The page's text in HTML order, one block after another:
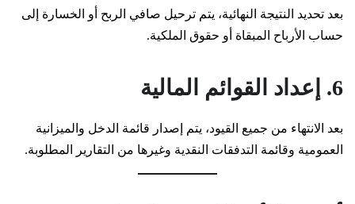
بعد تحديد النتيجة النهائية، يتم ترحيل صافي الربح أو الخسارة إلى
حساب الأرباح المبقاة أو حقوق الملكية.
6. إعداد القوائم المالية
بعد الانتهاء من جميع القيود، يتم إصدار قائمة الدخل والميزانية
العمومية وقائمة التدفقات النقدية وغيرها من التقارير المطلوبة.